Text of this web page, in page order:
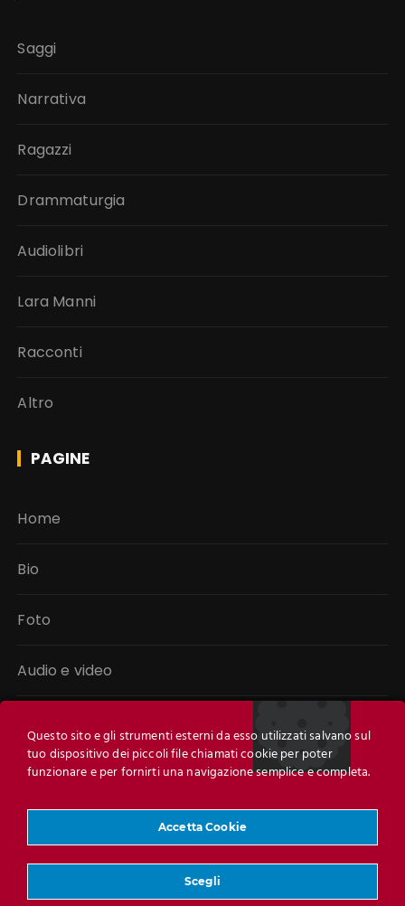
Saggi
Narrativa
Ragazzi
Drammaturgia
Audiolibri
Lara Manni
Racconti
Altro
PAGINE
Home
Bio
Foto
Audio e video
Link
Questo sito e gli strumenti esterni da esso utilizzati salvano sul
tuo dispositivo dei piccoli file chiamati cookie per poter
funzionare e per fornirti una navigazione semplice e completa.
Accetta Cookie
Scegli